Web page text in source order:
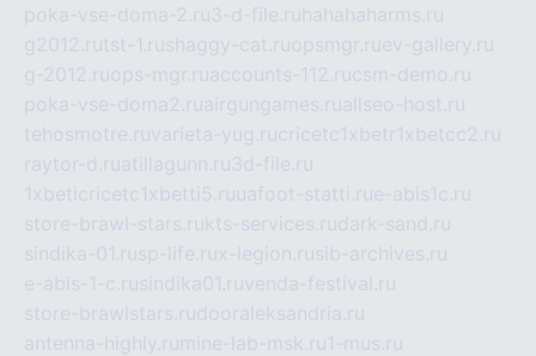
poka-vse-doma-2.ru3-d-file.ru hahahaharms.ru
g2012.rutst-1.rushaggy-cat.ruopsmgr.ruev-gallery.ru
g-2012.ruops-mgr.ruaccounts-112.rucsm-demo.ru
poka-vse-doma2.ruairgungames.ruallseo-host.ru
tehosmotre.ruvarieta-yug.rucricetc1xbetr1xbetcc2.ru
raytor-d.ruatillagunn.ru3d-file.ru
1xbeticricetc1xbetti5.ruuafoot-statti.rue-abis1c.ru
store-brawl-stars.rukts-services.rudark-sand.ru
sindika-01.rusp-life.rux-legion.rusib-archives.ru
e-abis-1-c.rusindika01.ruvenda-festival.ru
store-brawlstars.rudooraleksandria.ru
antenna-highly.ru mine-lab-msk.ru1-mus.ru